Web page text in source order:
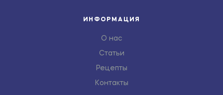
ИНФОРМАЦИЯ
О нас
Статьи
Рецепты
Контакты